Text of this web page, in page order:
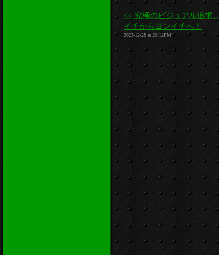
<< 究極のビジュアル追求
イチからヨンイチへ！
2023-12-28 at 20:12PM